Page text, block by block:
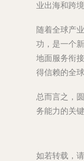
业出海和跨
随着全球产
功，是一个
地面服务衔
得信赖的全
总而言之，
务能力的关
如若转载，